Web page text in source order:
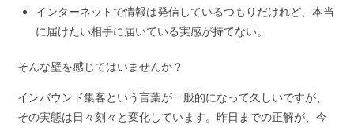
インターネットで情報は発信しているつもりだけれど、本当
に届けたい相手に届いている実感が持てない。
そんな壁を感じてはいませんか？
インバウンド集客という言葉が一般的になって久しいですが、
その実態は日々刻々と変化しています。昨日までの正解が、今